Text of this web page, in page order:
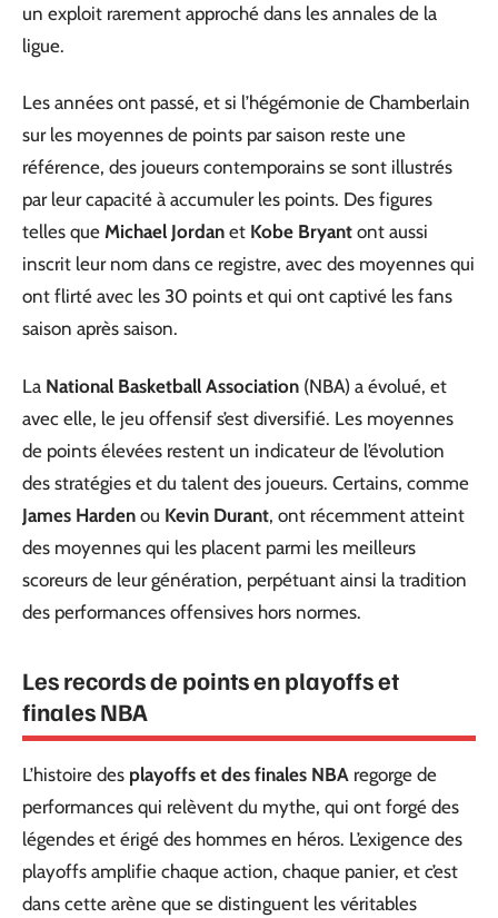
un exploit rarement approché dans les annales de la
ligue.
Les années ont passé, et si l’hégémonie de Chamberlain
sur les moyennes de points par saison reste une
référence, des joueurs contemporains se sont illustrés
par leur capacité à accumuler les points. Des figures
telles que Michael Jordan et Kobe Bryant ont aussi
inscrit leur nom dans ce registre, avec des moyennes qui
ont flirté avec les 30 points et qui ont captivé les fans
saison après saison.
La National Basketball Association (NBA) a évolué, et
avec elle, le jeu offensif s’est diversifié. Les moyennes
de points élevées restent un indicateur de l’évolution
des stratégies et du talent des joueurs. Certains, comme
James Harden ou Kevin Durant, ont récemment atteint
des moyennes qui les placent parmi les meilleurs
scoreurs de leur génération, perpétuant ainsi la tradition
des performances offensives hors normes.
Les records de points en playoffs et
finales NBA
L’histoire des playoffs et des finales NBA regorge de
performances qui relèvent du mythe, qui ont forgé des
légendes et érigé des hommes en héros. L’exigence des
playoffs amplifie chaque action, chaque panier, et c’est
dans cette arène que se distinguent les véritables